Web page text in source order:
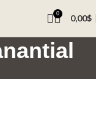
0 0,00$